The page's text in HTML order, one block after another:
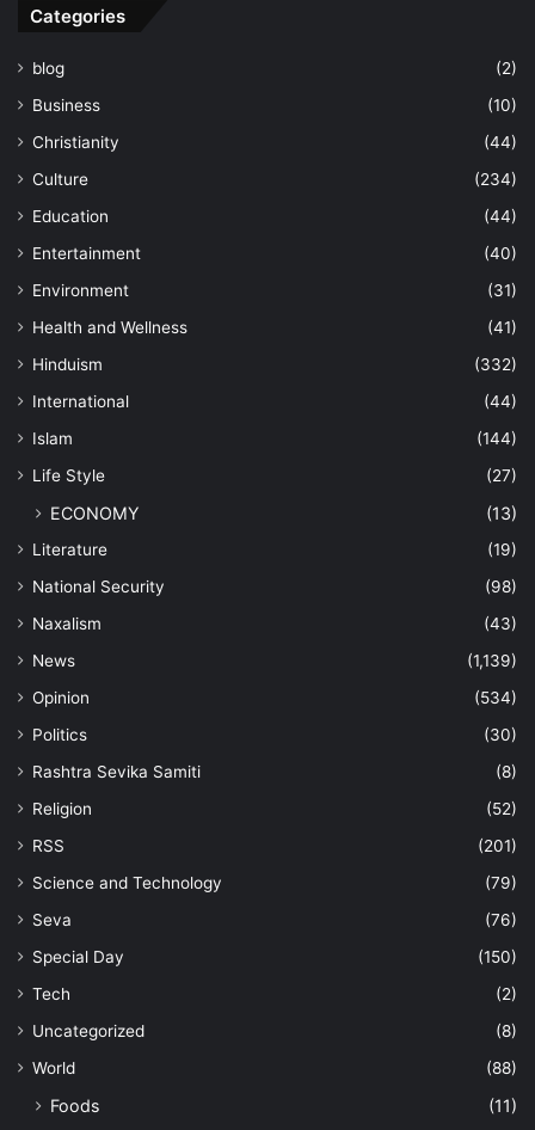
Categories
blog
(2)
Business
(10)
Christianity
(44)
Culture
(234)
Education
(44)
Entertainment
(40)
Environment
(31)
Health and Wellness
(41)
Hinduism
(332)
International
(44)
Islam
(144)
Life Style
(27)
ECONOMY (13)
Literature
(19)
National Security
(98)
Naxalism
(43)
News
(1,139)
Opinion
(534)
Politics
(30)
Rashtra Sevika Samiti
(8)
Religion
(52)
RSS
(201)
Science and Technology
(79)
Seva
(76)
Special Day
(150)
Tech
(2)
Uncategorized
(8)
World
(88)
Foods
(11)